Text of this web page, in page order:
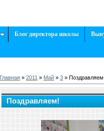
Блог директора школы
Главная » 2011 » Май » 3 »
Поздравляем!